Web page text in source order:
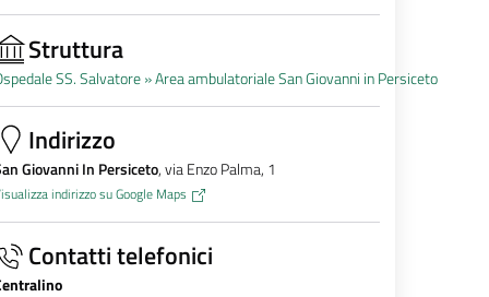
Struttura
SS. Salvatore »Area ambulatoriale San Giovanni in Persiceto
Indirizzo
Giovanni In Persiceto, via Enzo Palma, 1
indirizzo su Google Maps
Contatti telefonici